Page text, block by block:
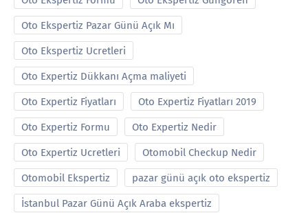
Oto Ekspertiz Pazar Günü Açık Mı
Oto Ekspertiz Ucretleri
Oto Expertiz Dükkanı Açma maliyeti
Oto Expertiz Fiyatları Oto Expertiz Fiyatları 2019
Oto Expertiz Formu Oto Expertiz Nedir
Oto Expertiz Ucretleri Otomobil Checkup Nedir
Otomobil Ekspertiz pazar günü açık oto ekspertiz
İstanbul Pazar Günü Açık Araba ekspertiz